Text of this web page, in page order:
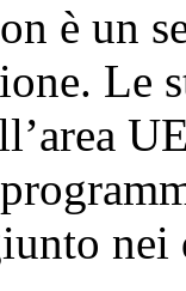
è un